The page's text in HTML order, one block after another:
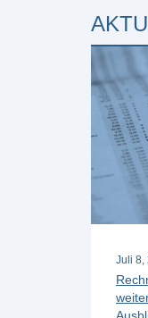
Juli 8,